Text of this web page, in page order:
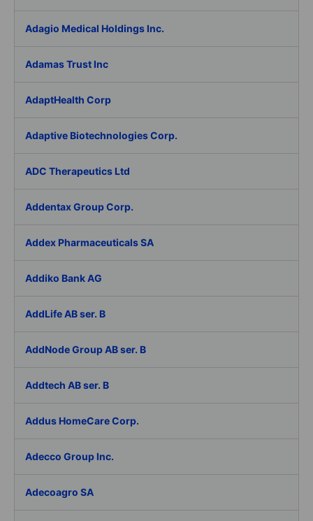
Adagio Medical Holdings Inc.
Adamas Trust Inc
AdaptHealth Corp
Adaptive Biotechnologies Corp.
ADC Therapeutics Ltd
Addentax Group Corp.
Addex Pharmaceuticals SA
Addiko Bank AG
AddLife AB ser. B
AddNode Group AB ser. B
Addtech AB ser. B
Addus HomeCare Corp.
Adecco Group Inc.
Adecoagro SA